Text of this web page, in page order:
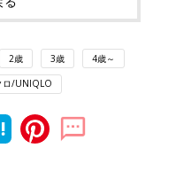
2歳 3歳 4歳～
ロ/UNIQLO